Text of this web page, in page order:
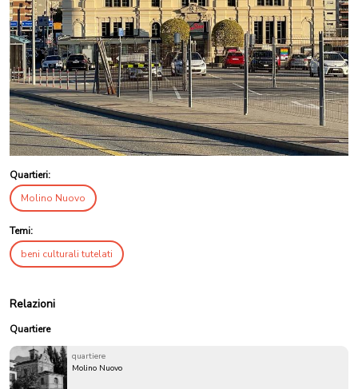
Quartieri:
Molino Nuovo
Temi:
beni culturali tutelati
Relazioni
Quartiere
quartiere
Molino Nuovo